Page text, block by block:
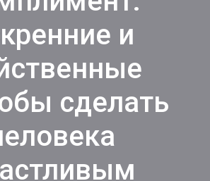
и
сделать